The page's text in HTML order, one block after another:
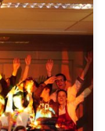
vereniging)
de
pizza
er een Duitse
worden.